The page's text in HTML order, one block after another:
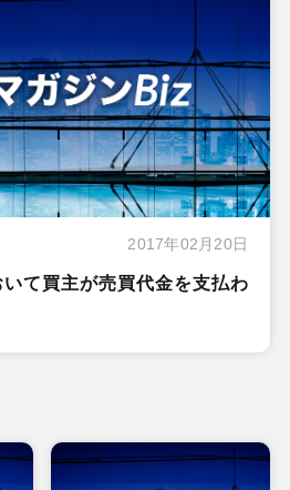
2017年02月20日
て買主が売買代金を支払わ